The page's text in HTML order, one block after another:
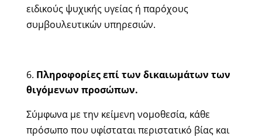
ειδικούς ψυχικής υγείας ή παρόχους
συμβουλευτικών υπηρεσιών.
Πληροφορίες επί των δικαιωμάτων των
θιγόμενων προσώπων.
Σύμφωνα με την κείμενη νομοθεσία, κάθε
πρόσωπο που υφίσταται περιστατικό βίας και